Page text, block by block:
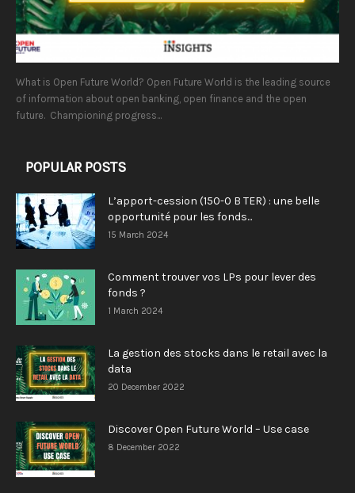
What is Open Future World? Open Future World is the leading source
of information about open banking, open finance and the open
future. Championing progress...
POPULAR POSTS
L’apport-cession (150-0 B TER) : une belle
opportunité pour les fonds...
15 March 2024
Comment trouver vos LPs pour lever des
fonds ?
1 March 2024
La gestion des stocks dans le retail avec la
data
20 December 2022
Discover Open Future World – Use case
8 December 2022